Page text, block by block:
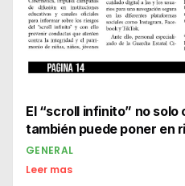
El “scroll infinito” no
también puede poner en
GENERAL
Leer mas